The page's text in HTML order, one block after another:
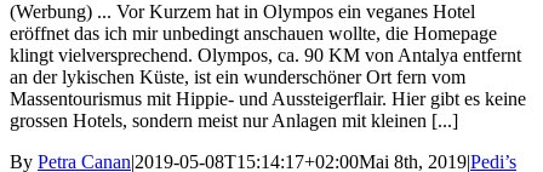
(Werbung) ... Vor Kurzem hat in Olympos ein veganes Hotel
eröffnet das ich mir unbedingt anschauen wollte, die Homepage
klingt vielversprechend. Olympos, ca. 90 KM von Antalya entfernt
an der lykischen Küste, ist ein wunderschöner Ort fern vom
Massentourismus mit Hippie- und Aussteigerflair. Hier gibt es keine
grossen Hotels, sondern meist nur Anlagen mit kleinen [...]
By Petra Canan|2019-05-08T15:14:17+02:00Mai 8th, 2019|Pedi’s